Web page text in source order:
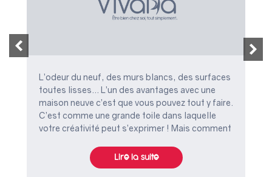
L’odeur du neuf, des murs blancs, des surfaces
toutes lisses… L’un des avantages avec une
maison neuve c’est que vous pouvez tout y faire.
C’est comme une grande toile dans laquelle
votre créativité peut s’exprimer ! Mais comment
tous ces espaces ? On vous donne nos astuces
avant de démarrer votre projet !
Lire la suite